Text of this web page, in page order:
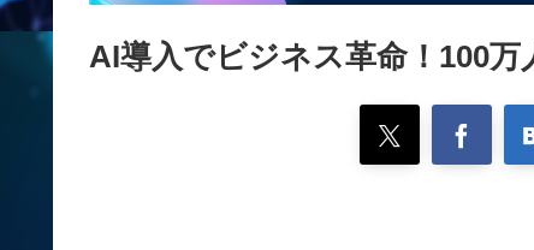
AI導入でビジネス革命！100